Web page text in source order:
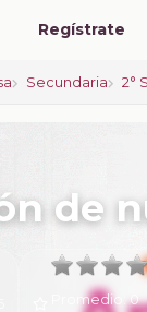
Regístrate
Secundaria 2°
de
Promedio:0